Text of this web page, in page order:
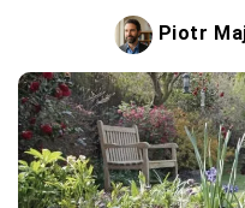
Piotr